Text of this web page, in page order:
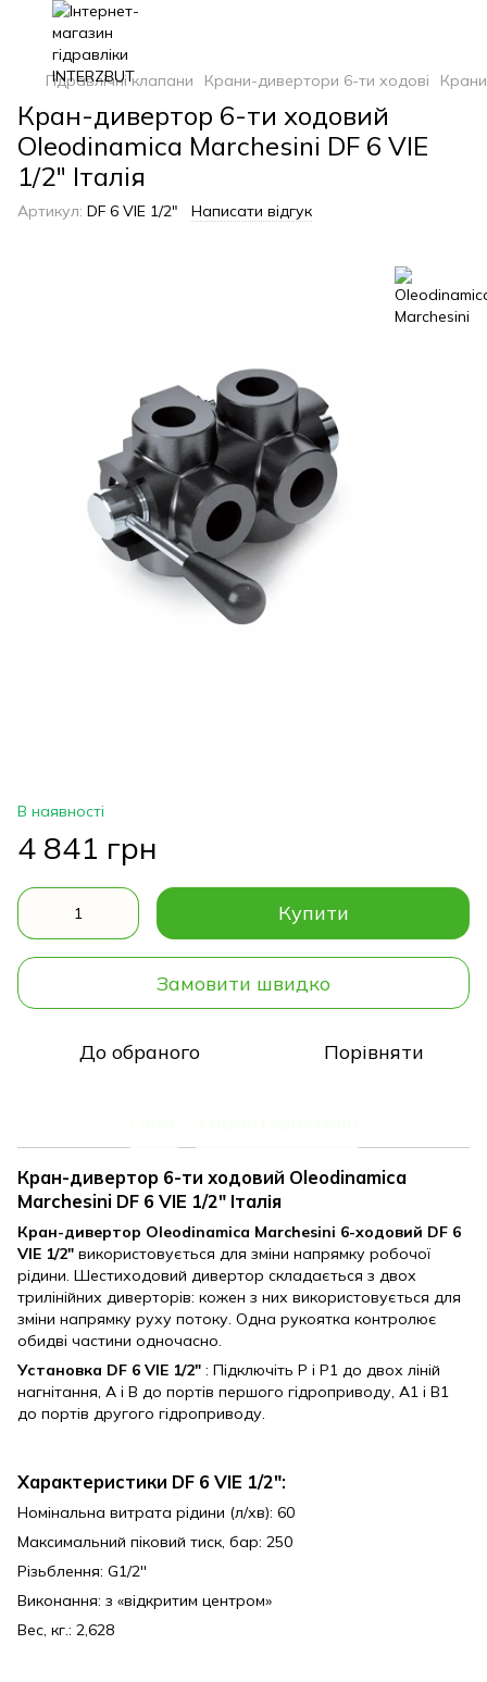
Гідравлічні клапани Крани-дивертори 6-ти ходові
Кран-дивертор 6-ти ходовий
Oleodinamica Marchesini DF 6 VIE
1/2" Італія
Артикул: DF 6 VIE 1/2" Написати відгук
В наявності
4 841 грн
Купити
Замовити швидко
До обраного Порівняти
Кран-дивертор 6-ти ходовий Oleodinamica
Marchesini DF 6 VIE 1/2" Італія
Кран-дивертор Oleodinamica Marchesini 6-ходовий DF 6
VIE 1/2" використовується для зміни напрямку робочої
рідини. Шестиходовий дивертор складається з двох
трилінійних диверторів: кожен з них використовується для
зміни напрямку руху потоку. Одна рукоятка контролює
обидві частини одночасно.
Установка DF 6 VIE 1/2" : Підключіть P і P1 до двох ліній
нагнітання, A і B до портів першого гідроприводу, А1 і В1
до портів другого гідроприводу.
Характеристики DF 6 VIE 1/2":
Номінальна витрата рідини (л/хв): 60
Максимальний піковий тиск, бар: 250
Різьблення: G1/2''
Виконання: з «відкритим центром»
Вес, кг.: 2,628